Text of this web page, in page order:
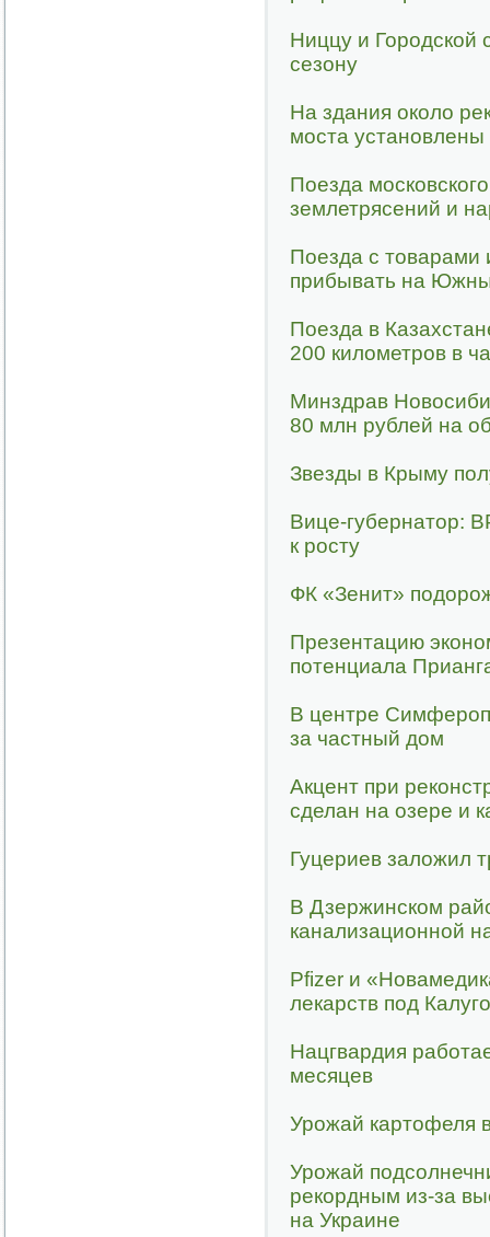
Ниццу и Городской
сезону
На здания около
моста установлены
Поезда
землетрясений и
Поезда с товарами
прибывать на
Поезда в
200 километров в
Минздрав
80 млн рублей на
Звезды в Крыму
Вице-губернатор:
к росту
ФК «Зенит»
Презентацию
потенциала
В центре
за частный дом
Акцент при
сделан на озере и
Гуцериев заложил
В Дзержинском
канализационной
Pfizer и
лекарств под
Нацгвардия
месяцев
Урожай картофеля
Урожай
рекордным из-за
на Украине